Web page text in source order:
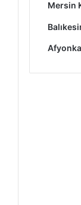
Mersin